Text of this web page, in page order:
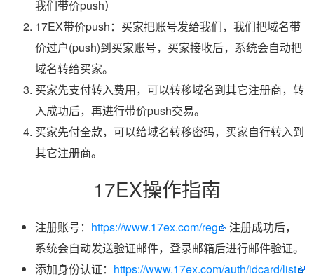
我们带价push）
17EX带价push：买家把账号发给我们，我们把域名带
价过户(push)到买家账号，买家接收后，系统会自动把
域名转给买家。
买家先支付转入费用，可以转移域名到其它注册商，转
入成功后，再进行带价push交易。
买家先付全款，可以给域名转移密码，买家自行转入到
其它注册商。
17EX操作指南
注册账号： https://www.17ex.com/reg
注册成功后，
系统会自动发送验证邮件，登录邮箱后进行邮件验证。
添加身份认证： https://www.17ex.com/auth/idcard/list